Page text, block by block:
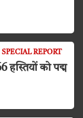
SPECIAL REPORT
को पद्म